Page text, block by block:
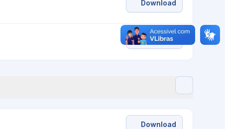
Download
Download
Download